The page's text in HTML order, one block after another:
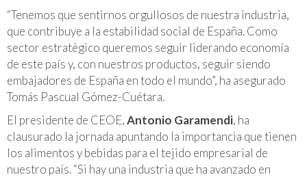
“Tenemos que sentirnos orgullosos de nuestra industria,
que contribuye a la estabilidad social de España. Como
sector estratégico queremos seguir liderando economía
de este país y, con nuestros productos, seguir siendo
embajadores de España en todo el mundo”, ha asegurado
Tomás Pascual Gómez-Cuétara.
El presidente de CEOE,Antonio Garamendi, ha
clausurado la jornada apuntando la importancia que tienen
los alimentos y bebidas para el tejido empresarial de
nuestro país. “Si hay una industria que ha avanzado en